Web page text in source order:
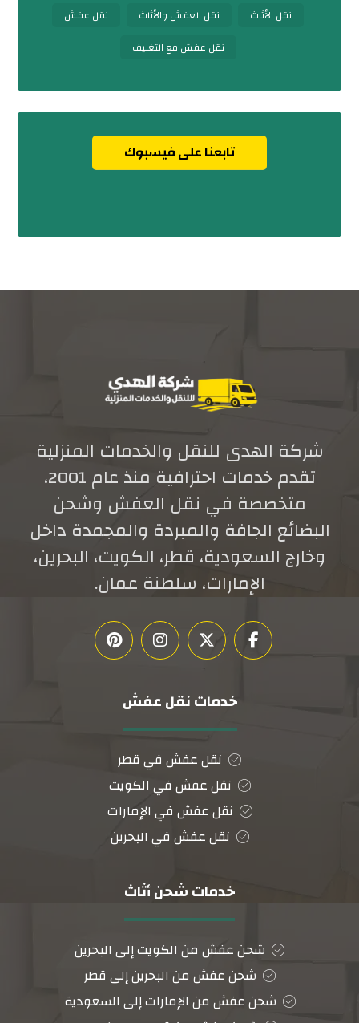
نقل الأثاث
نقل العفش والأثاث
نقل عفش
نقل عفش مع التغليف
تابعنا على فيسبوك
شركة الهدى للنقل والخدمات المنزلية
تقدم خدمات احترافية منذ عام 2001،
متخصصة في نقل العفش وشحن
البضائع الجافة والمبردة والمجمدة داخل
وخارج السعودية، قطر، الكويت، البحرين،
الإمارات، سلطنة عمان.
خدمات نقل عفش
نقل عفش في قطر
نقل عفش في الكويت
نقل عفش في الإمارات
نقل عفش في البحرين
خدمات شحن أثاث
شحن عفش من الكويت إلى البحرين
شحن عفش من البحرين إلى قطر
شحن عفش من الإمارات إلى السعودية